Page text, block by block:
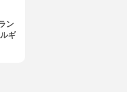
気オーブンレンジ ER-
SD3000
ン
ギ